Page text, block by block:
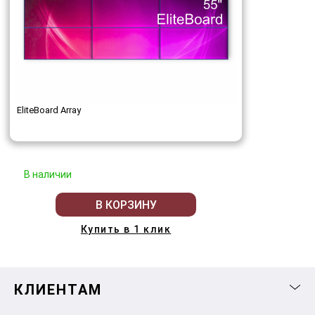
EliteBoard Array
В наличии
В КОРЗИНУ
Купить в 1 клик
КЛИЕНТАМ